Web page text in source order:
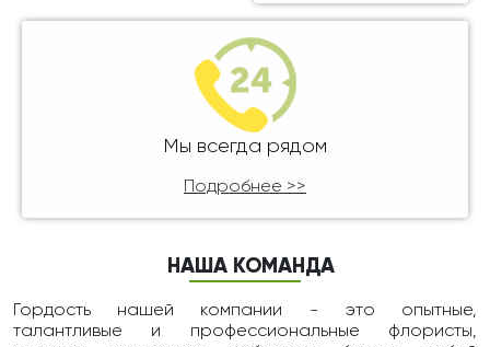
Мы всегда рядом
Подробнее >>
НАША КОМАНДА
Гордость нашей компании - это опытные,
талантливые и профессиональные флористы,